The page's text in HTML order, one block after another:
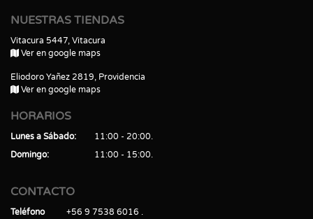
NUESTRAS TIENDAS
Vitacura 5447, Vitacura
Ver en google maps
Eliodoro Yañez 2819, Providencia
Ver en google maps
HORARIOS
Lunes a Sábado
11:00 - 20:00
Domingo
11:00 - 15:00
CONTACTO
Teléfono
+56 9 7538 6016